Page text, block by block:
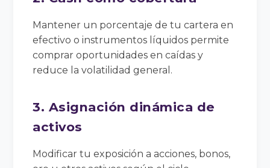
Mantener un porcentaje de tu cartera en
efectivo o instrumentos líquidos permite
comprar oportunidades en caídas y
reduce la volatilidad general.
3. Asignación dinámica de
activos
Modificar tu exposición a acciones, bonos,